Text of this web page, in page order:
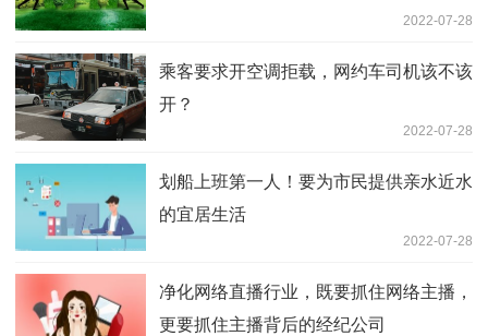
2022-07-28
乘客要求开空调拒载，网约车司机该不该
开？
2022-07-28
划船上班第一人！要为市民提供亲水近水
的宜居生活
2022-07-28
净化网络直播行业，既要抓住网络主播，
更要抓住主播背后的经纪公司